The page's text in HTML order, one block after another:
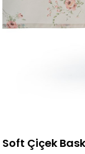
Soft Çiçek